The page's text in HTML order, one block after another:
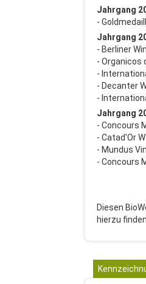
Jahrgang
-
Jahrgang
- Berliner
- Organicos
-
- Decanter
-
Jahrgang
- Concours
- Catad'Or
- Mundus
- Concours
Diesen
hierzu